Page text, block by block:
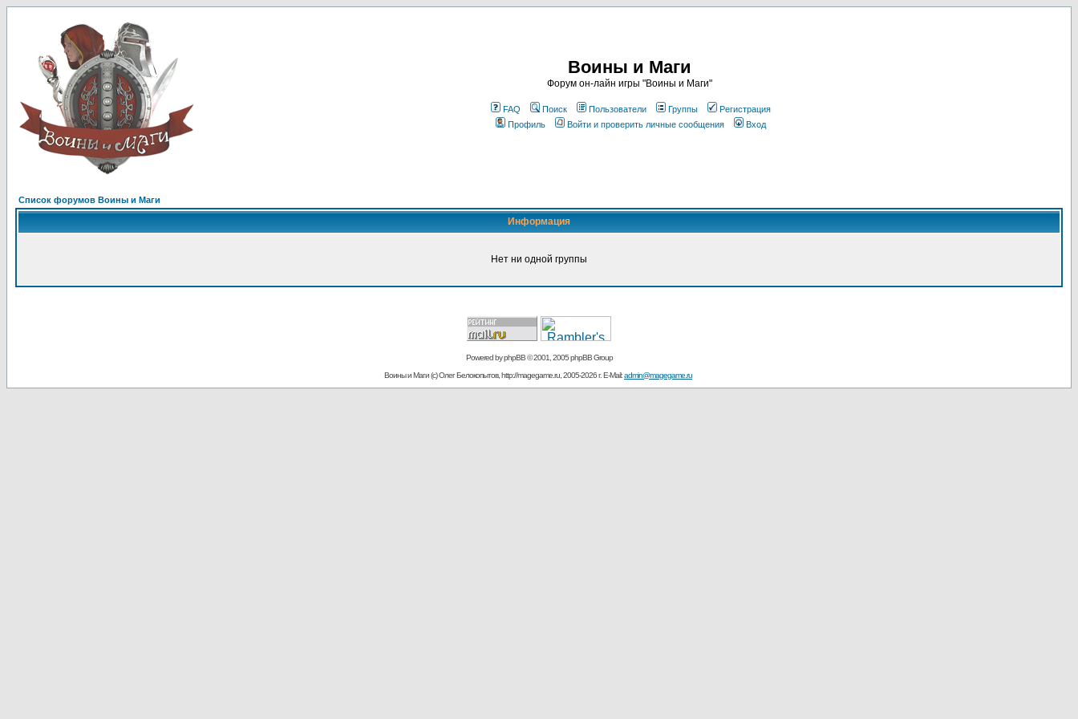
Воины и Маги
Форум он-лайн игры "Воины и Маги"
FAQ Поиск Пользователи Группы
Регистрация
Профиль
Войти и проверить личные сообщения Вход
Список форумов Воины и Маги
Информация
Нет ни одной группы
Powered byphpBB© 2001, 2005 phpBB Group
Воины и Маги (c) Олег Белокопытов, http://magegame.ru, 2005-2026 г. E-Mail:admin@magegame.ru